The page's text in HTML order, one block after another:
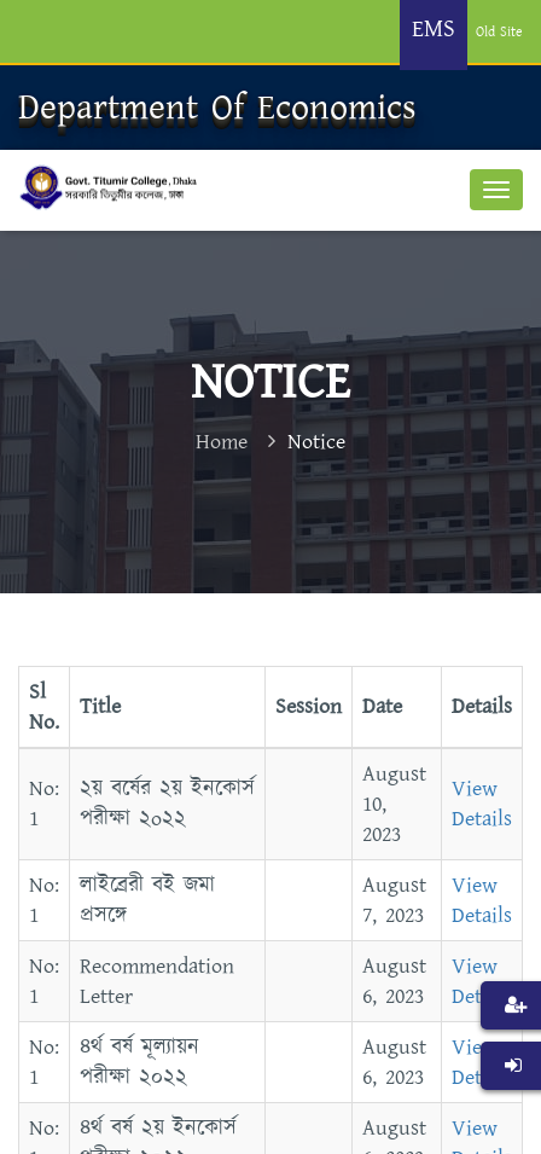
EMS Old Site
Department Of Economics
NOTICE
Home Notice
Sl
No.
Title Session Date Details
২য় বর্ষের ২য় ইনকোর্স
পরীক্ষা ২o২২
August
10,
2023
View
Details
লাইব্রেরী বই জমা
প্রসঙ্গে
August
7, 2023
View
Details
Recommendation
Letter
August
6, 2023
View
Details
৪র্থ বর্ষ মূল্যায়ন
পরীক্ষা ২০২২
August
6, 2023
View
Details
৪র্থ বর্ষ ২য় ইনকোর্স
August
View